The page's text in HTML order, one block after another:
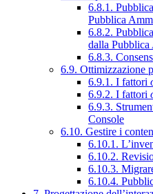
6.8.1.
Pubblica
6.8.2.
dalla
6.8.3.
6.9. Ottimizzazione
6.9.1. I fattori
6.9.2. I fattori
6.9.3.
Console
6.10. Gestire i
6.10.1.
6.10.2.
6.10.3.
6.10.4.